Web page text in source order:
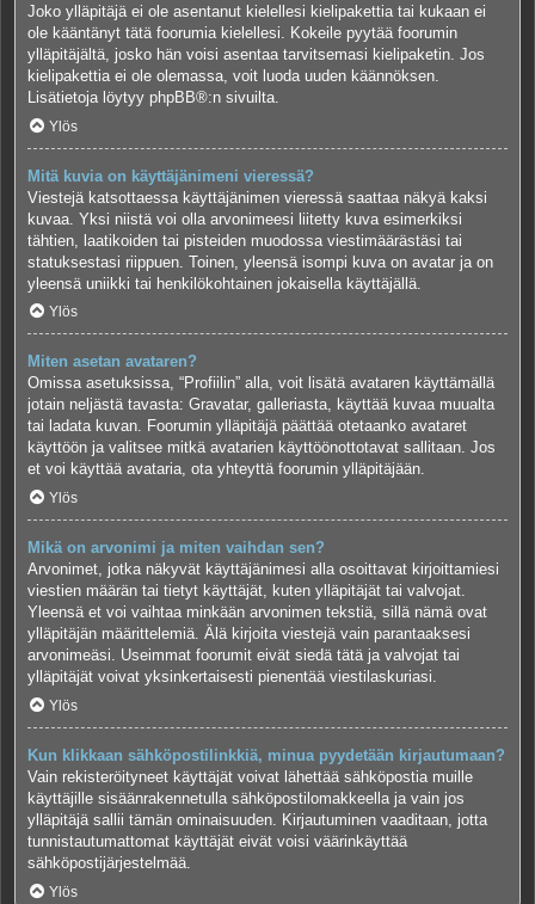
Joko ylläpitäjä ei ole asentanut kielellesi kielipakettia tai kukaan ei
ole kääntänyt tätä foorumia kielellesi. Kokeile pyytää foorumin
ylläpitäjältä, josko hän voisi asentaa tarvitsemasi kielipaketin. Jos
kielipakettia ei ole olemassa, voit luoda uuden käännöksen.
Lisätietoja löytyy phpBB®:n sivuilta.
Ylös
Mitä kuvia on käyttäjänimeni vieressä?
Viestejä katsottaessa käyttäjänimen vieressä saattaa näkyä kaksi
kuvaa. Yksi niistä voi olla arvonimeesi liitetty kuva esimerkiksi
tähtien, laatikoiden tai pisteiden muodossa viestimäärästäsi tai
statuksestasi riippuen. Toinen, yleensä isompi kuva on avatar ja on
yleensä uniikki tai henkilökohtainen jokaisella käyttäjällä.
Ylös
Miten asetan avataren?
Omissa asetuksissa, “Profiilin” alla, voit lisätä avataren käyttämällä
jotain neljästä tavasta: Gravatar, galleriasta, käyttää kuvaa muualta
tai ladata kuvan. Foorumin ylläpitäjä päättää otetaanko avataret
käyttöön ja valitsee mitkä avatarien käyttöönottotavat sallitaan. Jos
et voi käyttää avataria, ota yhteyttä foorumin ylläpitäjään.
Ylös
Mikä on arvonimi ja miten vaihdan sen?
Arvonimet, jotka näkyvät käyttäjänimesi alla osoittavat kirjoittamiesi
viestien määrän tai tietyt käyttäjät, kuten ylläpitäjät tai valvojat.
Yleensä et voi vaihtaa minkään arvonimen tekstiä, sillä nämä ovat
ylläpitäjän määrittelemiä. Älä kirjoita viestejä vain parantaaksesi
arvonimeäsi. Useimmat foorumit eivät siedä tätä ja valvojat tai
ylläpitäjät voivat yksinkertaisesti pienentää viestilaskuriasi.
Ylös
Kun klikkaan sähköpostilinkkiä, minua pyydetään kirjautumaan?
Vain rekisteröityneet käyttäjät voivat lähettää sähköpostia muille
käyttäjille sisäänrakennetulla sähköpostilomakkeella ja vain jos
ylläpitäjä sallii tämän ominaisuuden. Kirjautuminen vaaditaan, jotta
tunnistautumattomat käyttäjät eivät voisi väärinkäyttää
sähköpostijärjestelmää.
Ylös